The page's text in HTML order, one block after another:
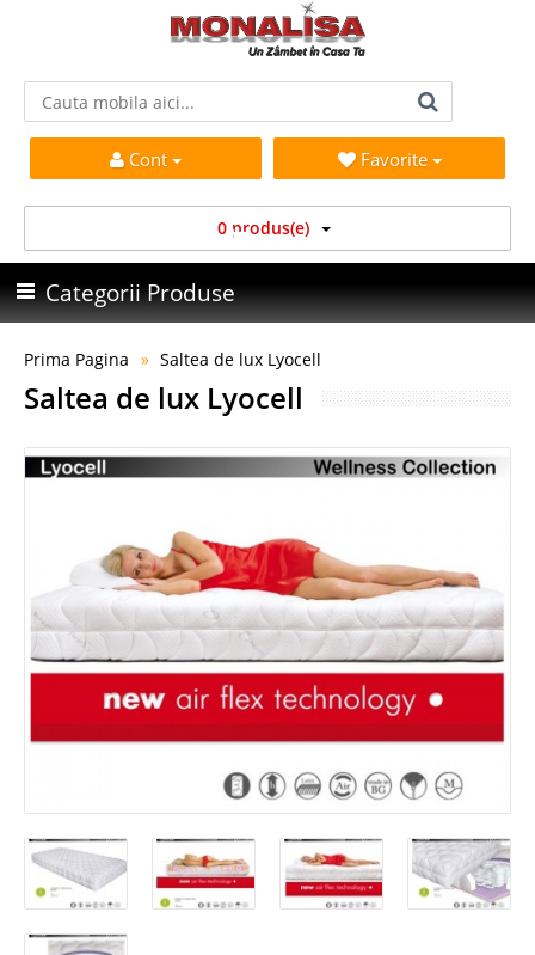
Cont Favorite
0 produs(e)
Categorii Produse
Prima Pagina Saltea de lux Lyocell
Saltea de lux Lyocell